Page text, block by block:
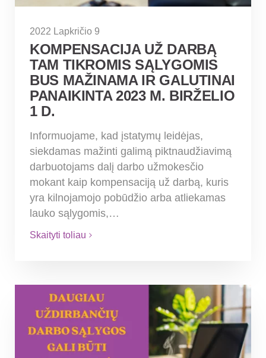
2022 Lapkričio 9
KOMPENSACIJA UŽ DARBĄ
TAM TIKROMIS SĄLYGOMIS
BUS MAŽINAMA IR GALUTINAI
PANAIKINTA 2023 M. BIRŽELIO
1 D.
Informuojame, kad įstatymų leidėjas,
siekdamas mažinti galimą piktnaudžiavimą
darbuotojams dalį darbo užmokesčio
mokant kaip kompensaciją už darbą, kuris
yra kilnojamojo pobūdžio arba atliekamas
lauko sąlygomis,…
Skaityti toliau